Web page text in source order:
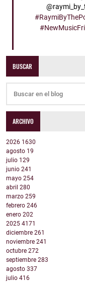
BUSCAR
ARCHIVO
2026 1630
agosto 19
julio 129
junio 241
mayo 254
abril 280
marzo 259
febrero 246
enero 202
2025 4171
diciembre 261
noviembre 241
octubre 272
septiembre 283
agosto 337
julio 416